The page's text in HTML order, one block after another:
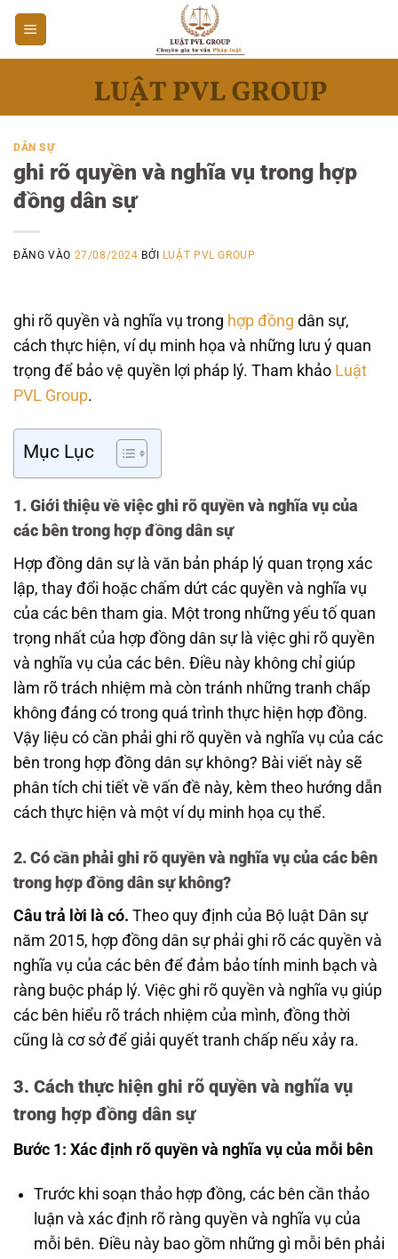
Bỏ
qua
nội
DÂN SỰ
ghi rõ quyền và nghĩa vụ trong hợp
đồng dân sự
ĐĂNG VÀO 27/08/2024 BỞI LUẬT PVL GROUP
ghi rõ quyền và nghĩa vụ trong hợp đồng dân sự,
cách thực hiện, ví dụ minh họa và những lưu ý quan
trọng để bảo vệ quyền lợi pháp lý. Tham khảo Luật
PVL Group.
Mục Lục
1. Giới thiệu về việc ghi rõ quyền và nghĩa vụ của
các bên trong hợp đồng dân sự
Hợp đồng dân sự là văn bản pháp lý quan trọng xác
lập, thay đổi hoặc chấm dứt các quyền và nghĩa vụ
của các bên tham gia. Một trong những yếu tố quan
trọng nhất của hợp đồng dân sự là việc ghi rõ quyền
và nghĩa vụ của các bên. Điều này không chỉ giúp
làm rõ trách nhiệm mà còn tránh những tranh chấp
không đáng có trong quá trình thực hiện hợp đồng.
Vậy liệu có cần phải ghi rõ quyền và nghĩa vụ của các
bên trong hợp đồng dân sự không? Bài viết này sẽ
phân tích chi tiết về vấn đề này, kèm theo hướng dẫn
cách thực hiện và một ví dụ minh họa cụ thể.
2. Có cần phải ghi rõ quyền và nghĩa vụ của các bên
trong hợp đồng dân sự không?
Câu trả lời là có. Theo quy định của Bộ luật Dân sự
năm 2015, hợp đồng dân sự phải ghi rõ các quyền và
nghĩa vụ của các bên để đảm bảo tính minh bạch và
ràng buộc pháp lý. Việc ghi rõ quyền và nghĩa vụ giúp
các bên hiểu rõ trách nhiệm của mình, đồng thời
cũng là cơ sở để giải quyết tranh chấp nếu xảy ra.
3. Cách thực hiện ghi rõ quyền và nghĩa vụ
trong hợp đồng dân sự
Bước 1: Xác định rõ quyền và nghĩa vụ của mỗi bên
Trước khi soạn thảo hợp đồng, các bên cần thảo
luận và xác định rõ ràng quyền và nghĩa vụ của
mỗi bên. Điều này bao gồm những gì mỗi bên phải